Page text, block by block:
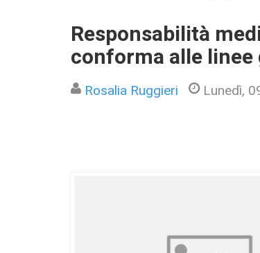
Responsabilità
conforma alle
Rosalia Ruggieri Lunedì,